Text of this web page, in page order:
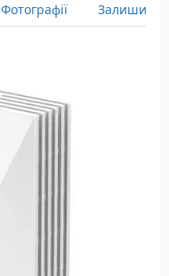
Фотографії Залишити